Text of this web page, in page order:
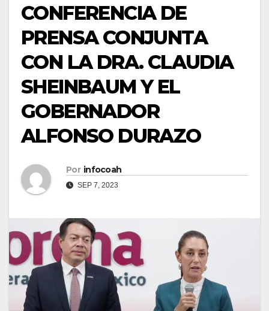
CONFERENCIA DE
PRENSA CONJUNTA
CON LA DRA. CLAUDIA
SHEINBAUM Y EL
GOBERNADOR
ALFONSO DURAZO
Por infocoah
SEP 7, 2023